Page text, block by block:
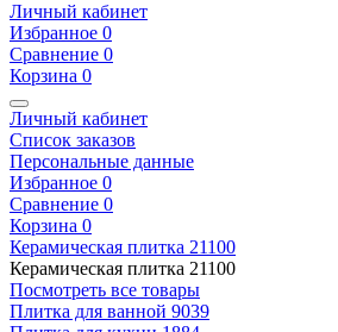
Личный кабинет
Избранное 0
Сравнение 0
Корзина 0
Личный кабинет
Список заказов
Персональные данные
Избранное 0
Сравнение 0
Корзина 0
Керамическая плитка 21100
Керамическая плитка 21100
Посмотреть все товары
Плитка для ванной 9039